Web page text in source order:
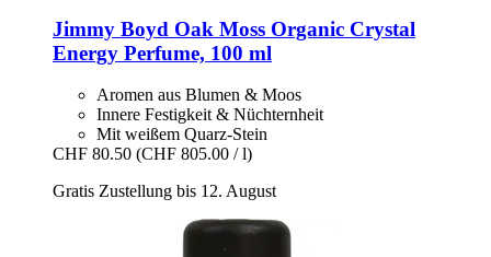
Jimmy Boyd Oak Moss Organic Crystal
Energy Perfume, 100 ml
Aromen aus Blumen & Moos
Innere Festigkeit & Nüchternheit
Mit weißem Quarz-Stein
CHF 80.50 (CHF 805.00 / l)
Gratis Zustellung bis 12. August